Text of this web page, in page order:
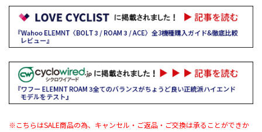
※こちらはSALE商品の為、キャンセル・ご返品・ご交換は承ることができか